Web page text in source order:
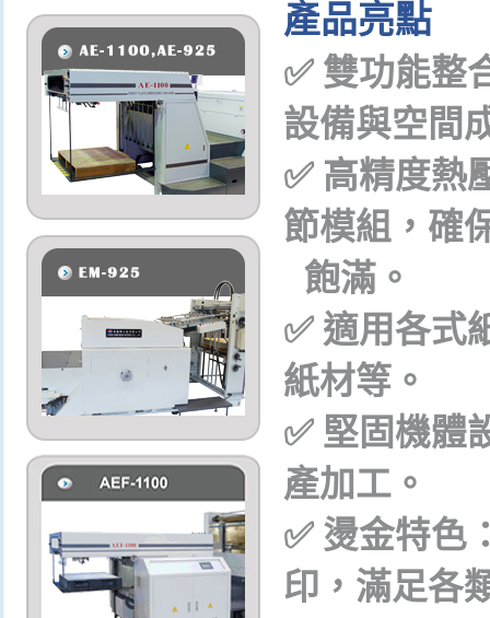
產品亮點
✅ 雙功能整
設備與空間
✅ 高精度熱
節模組，確
飽滿。
✅ 適用各式
紙材等。
✅ 堅固機體
產加工。
✅ 燙金特色
印，滿足各